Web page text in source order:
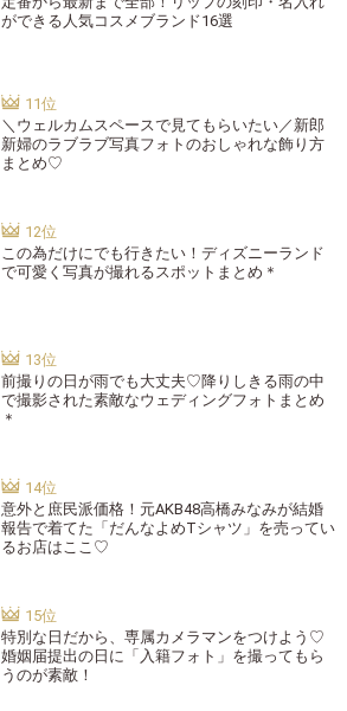
ができる人気コスメブランド16選
＼ウェルカムスペースで見てもらいたい／新郎
新婦のラブラブ写真フォトのおしゃれな飾り方
まとめ♡
この為だけにでも行きたい！ディズニーランド
で可愛く写真が撮れるスポットまとめ＊
前撮りの日が雨でも大丈夫♡降りしきる雨の中
で撮影された素敵なウェディングフォトまとめ
＊
意外と庶民派価格！元AKB48高橋みなみが結婚
報告で着てた「だんなよめTシャツ」を売ってい
るお店はここ♡
特別な日だから、専属カメラマンをつけよう♡
婚姻届提出の日に「入籍フォト」を撮ってもら
うのが素敵！